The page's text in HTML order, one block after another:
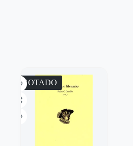
AGOTADO